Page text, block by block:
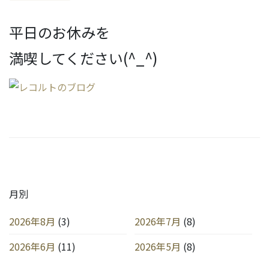
平日のお休みを
満喫してください(^_^)
月別
2026年8月 (3) 2026年7月 (8)
2026年6月 (11) 2026年5月 (8)